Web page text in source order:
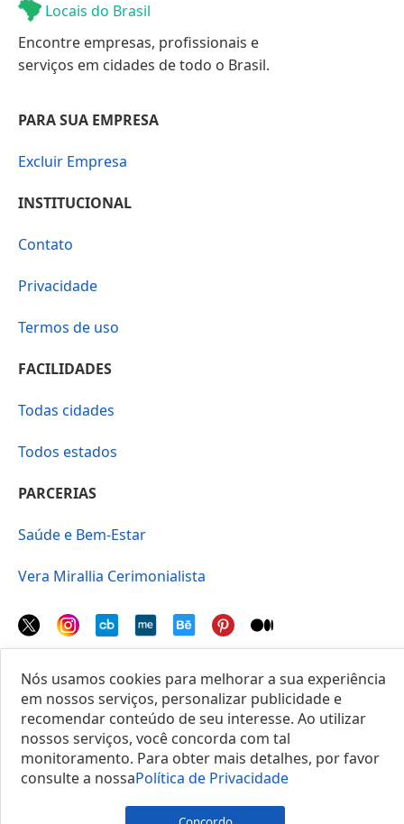
Locais do Brasil
Encontre empresas, profissionais e
serviços em cidades de todo o Brasil.
PARA SUA EMPRESA
Excluir Empresa
INSTITUCIONAL
Contato
Privacidade
Termos de uso
FACILIDADES
Todas cidades
Todos estados
PARCERIAS
Saúde e Bem-Estar
Vera Mirallia Cerimonialista
© 2025 Locais do Brasil
Nós usamos cookies para melhorar a sua experiência
em nossos serviços, personalizar publicidade e
recomendar conteúdo de seu interesse. Ao utilizar
nossos serviços, você concorda com tal
monitoramento. Para obter mais detalhes, por favor
consulte a nossaPolítica de Privacidade